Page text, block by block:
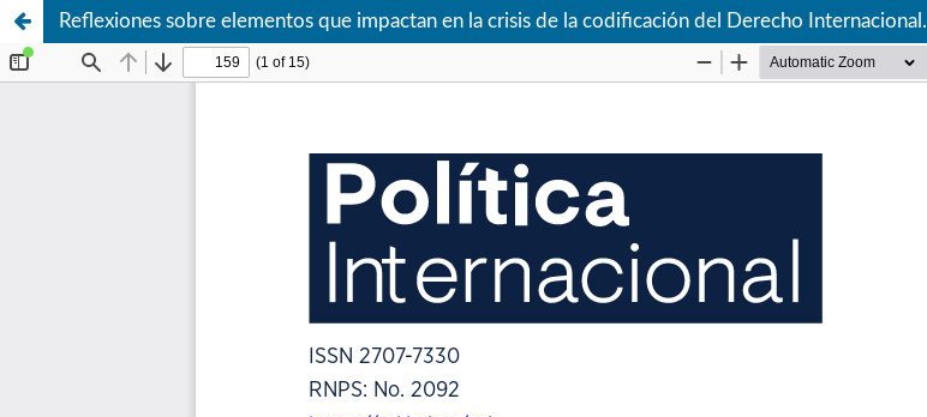
Reflexiones sobre elementos que impactan en la crisis de la codificación del Derecho Internacional.